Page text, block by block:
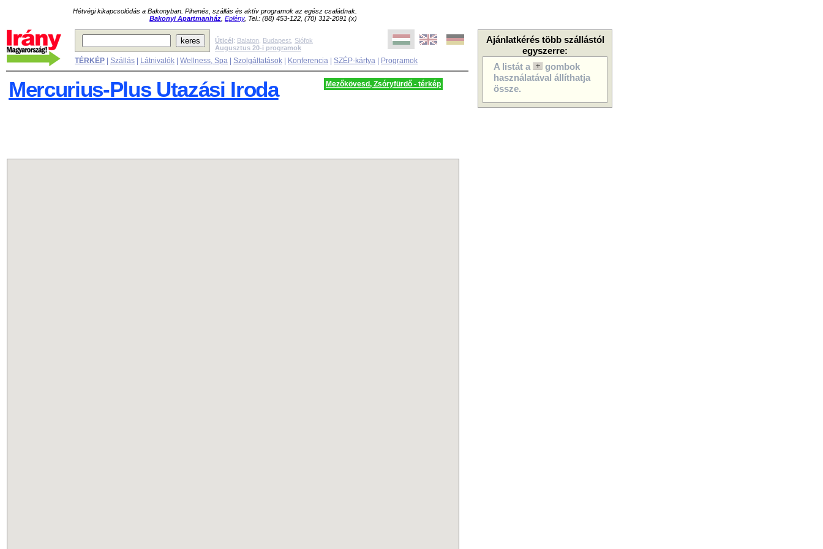
Hétvégi kikapcsolódás a Bakonyban. Pihenés, szállás és aktív programok az egész családnak.
Bakonyi Apartmanház Eplény, Tel.: (88) 453-122, (70) 312-2091 (x)
Ajánlatkérés több szállástól
egyszerre:
A listát a
gombok
használatával állíthatja
össze.
Úticél: Balaton Budapest Siófok
Augusztus 20-i programok
TÉRKÉP Szállás Látnivalók Wellness, Spa Szolgáltatások Konferencia SZÉP-kártya Programok
Mezőkövesd, Zsóryfürdő - térkép
Mercurius-Plus Utazási Iroda